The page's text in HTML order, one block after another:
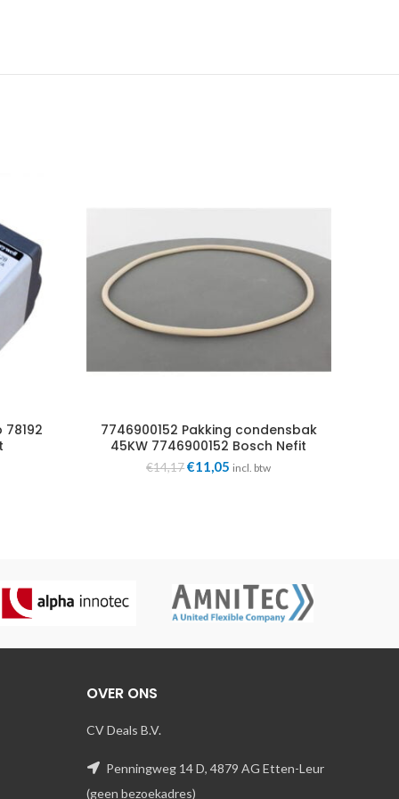
7746900152 Pakking condensbak
45KW 7746900152 Bosch Nefit
€14,17Oorspronkelijke
€11,05 Huidige
incl. btw
OVER ONS
CV Deals B.V.
Penningweg 14 D, 4879 AG Etten-Leur
(geen bezoekadres)